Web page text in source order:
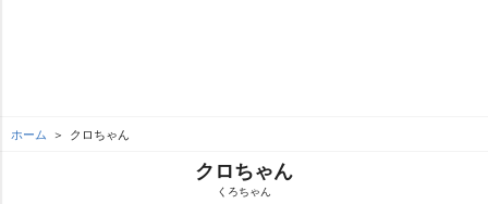
ホーム クロちゃん
クロちゃん
くろちゃん